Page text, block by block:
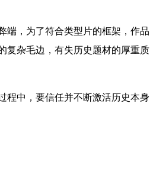
端，为了符合类型片的框架，作品
复杂毛边，有失历史题材的厚重质
程中，要信任并不断激活历史本身